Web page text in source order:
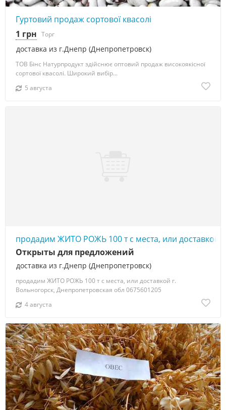
Гуртовий продаж сортової квасолі
доставка из г.Днепр (Днепропетровск)
1 грн Торг
ТОВ Бінс Натурпродукт здійснює оптовий продаж високоякісної
сортової квасолі. Широкий вибір...
5 августа
продадим ЖИТО РОЖЬ 100 т с места, или доставкой
доставка из г.Днепр (Днепропетровск)
Открыты для предложений
продадим ЖИТО РОЖЬ 100 т с места, или доставкой г.
Вольногорск, Днепропетровская обл 0675601205
4 августа